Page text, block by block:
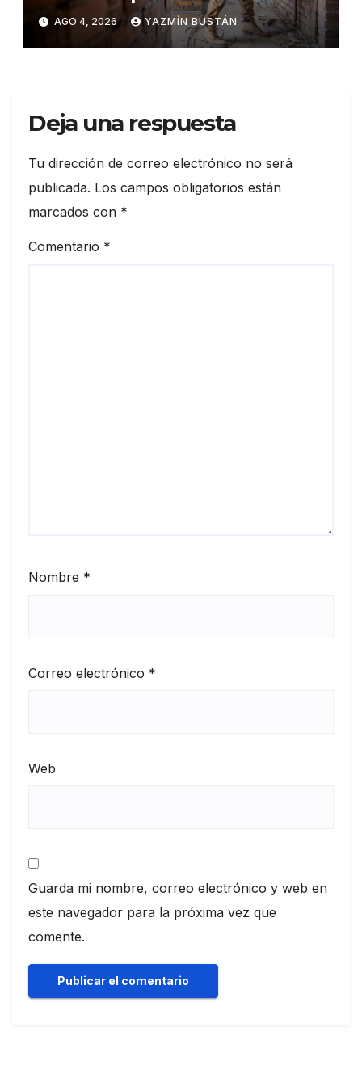
ventas superan los USD
25.600 millones y crecen
16,7% en julio
AGO 4, 2026 YAZMÍN BUSTÁN
Deja una respuesta
Tu dirección de correo electrónico no será
publicada. Los campos obligatorios están
marcados con *
Comentario *
Nombre *
Correo electrónico *
Web
Guarda mi nombre, correo electrónico y web en
este navegador para la próxima vez que
comente.